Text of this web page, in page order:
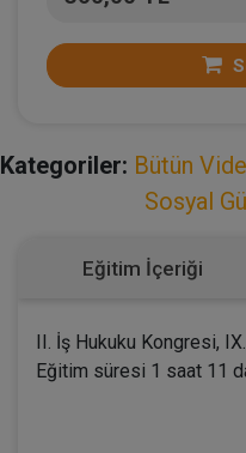
Kategoriler: Bütün
Sosyal
Eğitim İçeriği
II. İş Hukuku Kongresi,
Eğitim süresi 1 saat 11